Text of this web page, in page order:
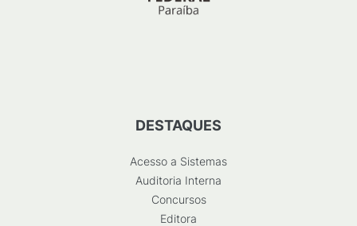
DESTAQUES
Acesso a Sistemas
Auditoria Interna
Concursos
Editora